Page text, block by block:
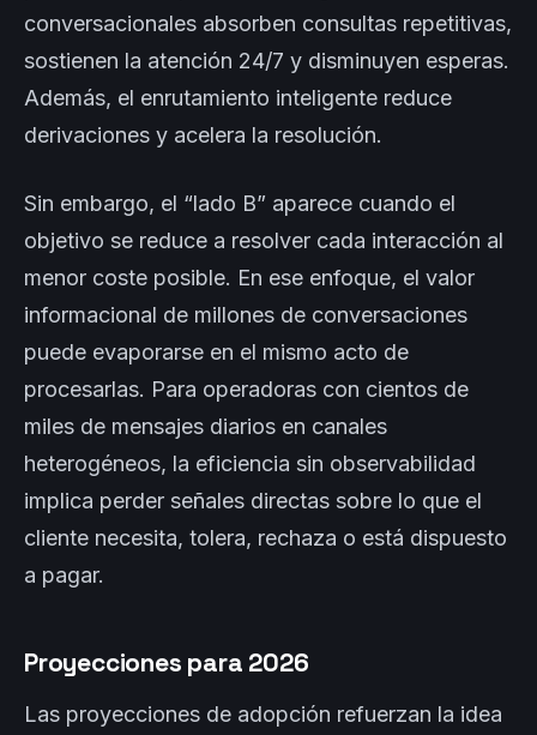
conversacionales absorben consultas repetitivas,
sostienen la atención 24/7 y disminuyen esperas.
Además, el enrutamiento inteligente reduce
derivaciones y acelera la resolución.
Sin embargo, el “lado B” aparece cuando el
objetivo se reduce a resolver cada interacción al
menor coste posible. En ese enfoque, el valor
informacional de millones de conversaciones
puede evaporarse en el mismo acto de
procesarlas. Para operadoras con cientos de
miles de mensajes diarios en canales
heterogéneos, la eficiencia sin observabilidad
implica perder señales directas sobre lo que el
cliente necesita, tolera, rechaza o está dispuesto
a pagar.
Proyecciones para 2026
Las proyecciones de adopción refuerzan la idea